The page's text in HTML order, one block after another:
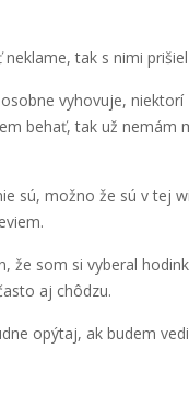
tak s nimi
vyhovuje,
behať, tak už
sú, možno že sú v tej
že som si vyberal
aj chôdzu.
opýtaj, ak budem